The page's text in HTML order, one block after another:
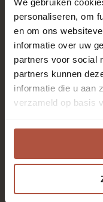
personaliseren, om
en om ons
informatie over uw
partners voor social
partners kunnen
informatie die u aan
verzameld op basis
4-zijdig
0.55 mm
Kantoren en
6